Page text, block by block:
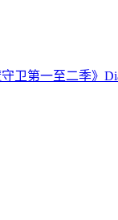
卫第一至二季》